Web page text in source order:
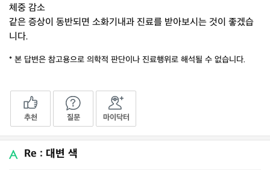
체중 감소
같은 증상이 동반되면 소화기내과 진료를 받아보시는 것이 좋겠습
니다.
* 본 답변은 참고용으로 의학적 판단이나 진료행위로 해석될 수 없습니다.
추천 질문 마이닥터
Re : 대변 색